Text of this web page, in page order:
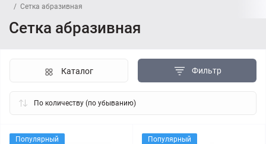
Сетка абразивная
Сетка абразивная
Фильтр
Каталог
Популярный Популярный